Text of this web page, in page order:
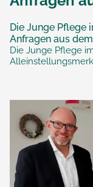
Die Junge Pflege
Anfragen aus
Die Junge Pflege